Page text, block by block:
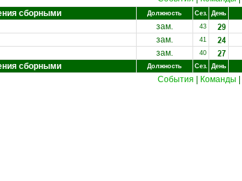
сборными Должность Сез. День
зам. 43 29
зам. 41 24
зам. 40 27
сборными Должность Сез. День
События Команды